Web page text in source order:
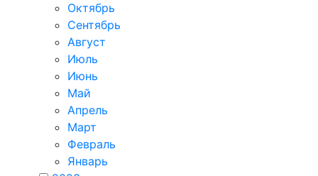
Октябрь
Сентябрь
Август
Июль
Июнь
Май
Апрель
Март
Февраль
Январь